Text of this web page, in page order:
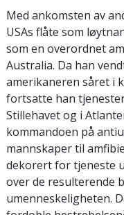
Med ankomsten av
USAs flåte som
som en overordnet
Australia. Da han
amerikaneren såret i
fortsatte han
Stillehavet og i
kommandoen på
mannskaper til
dekorert for tjeneste
over de resulterende
umenneskeligheten.